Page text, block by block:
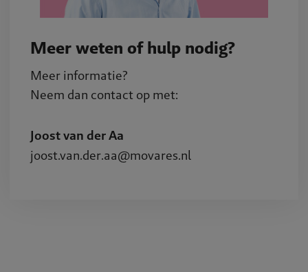
Meer weten of hulp nodig?
Meer informatie?
Neem dan contact op met:
Joost van der Aa
joost.van.der.aa@movares.nl